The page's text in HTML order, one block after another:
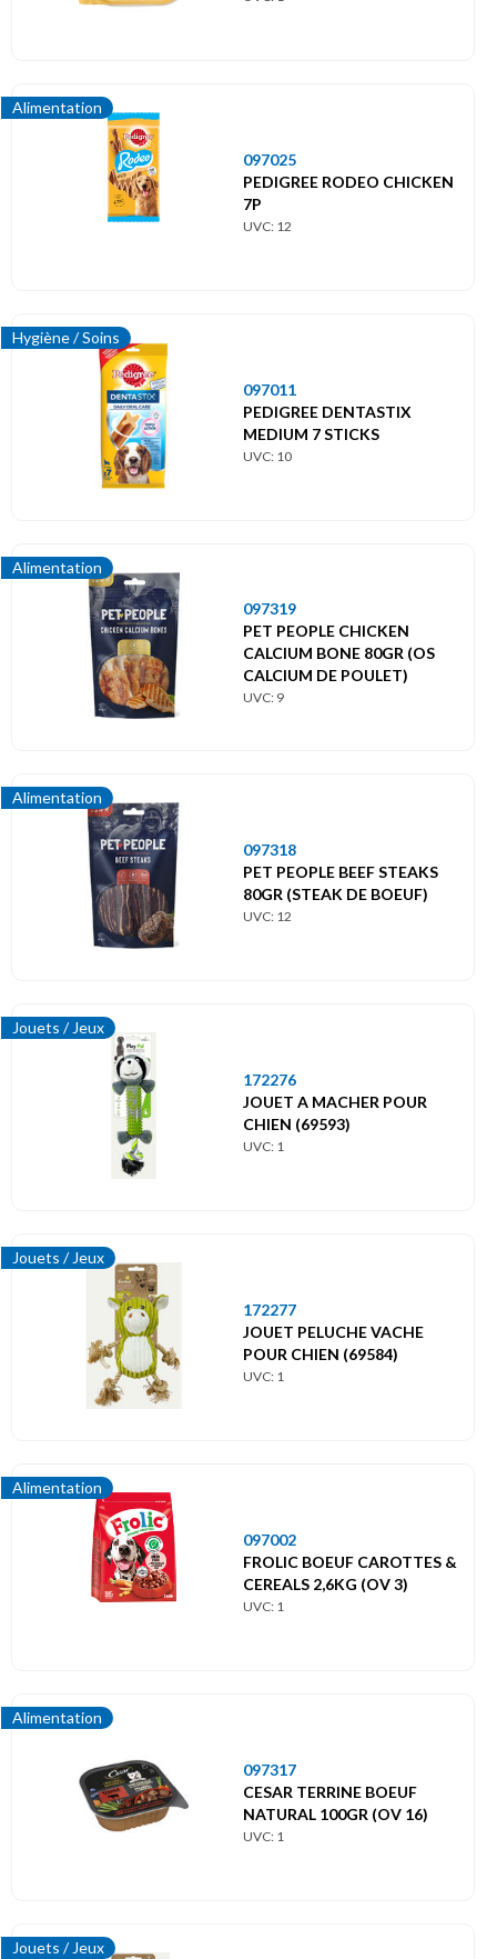
Alimentation
097025
PEDIGREE RODEO CHICKEN
7P
UVC: 12
Hygiène / Soins
097011
PEDIGREE DENTASTIX
MEDIUM 7 STICKS
UVC: 10
Alimentation
097319
PET PEOPLE CHICKEN
CALCIUM BONE 80GR (OS
CALCIUM DE POULET)
UVC: 9
Alimentation
097318
PET PEOPLE BEEF STEAKS
80GR (STEAK DE BOEUF)
UVC: 12
Jouets / Jeux
172276
JOUET A MACHER POUR
CHIEN (69593)
UVC: 1
Jouets / Jeux
172277
JOUET PELUCHE VACHE
POUR CHIEN (69584)
UVC: 1
Alimentation
097002
FROLIC BOEUF CAROTTES &
CEREALS 2,6KG (OV 3)
UVC: 1
Alimentation
097317
CESAR TERRINE BOEUF
NATURAL 100GR (OV 16)
UVC: 1
Jouets / Jeux